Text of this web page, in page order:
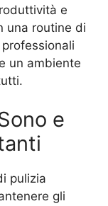
e
una routine di
un ambiente
e
pulizia
gli